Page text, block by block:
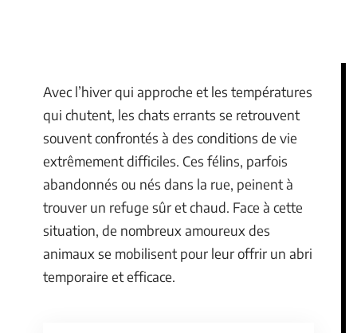
Avec l’hiver qui approche et les températures
qui chutent, les chats errants se retrouvent
souvent confrontés à des conditions de vie
extrêmement difficiles. Ces félins, parfois
abandonnés ou nés dans la rue, peinent à
trouver un refuge sûr et chaud. Face à cette
situation, de nombreux amoureux des
animaux se mobilisent pour leur offrir un abri
temporaire et efficace.